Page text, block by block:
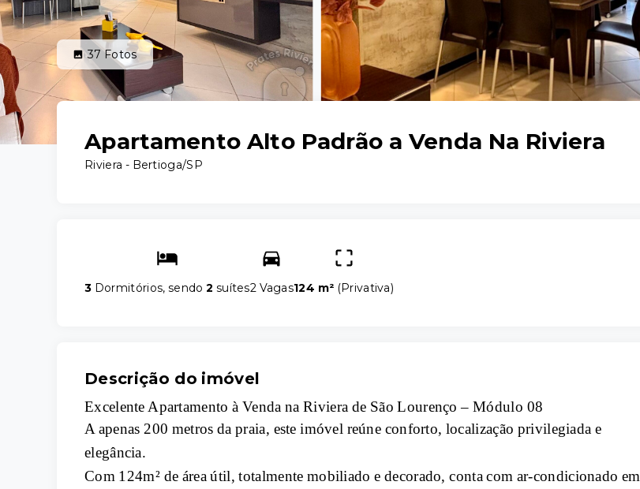
37Fotos
Apartamento Alto Padrão a Venda Na Riviera
Riviera - Bertioga/SP
3 Dormitórios, sendo2 suítes2 Vagas124 m² (Privativa)
Descrição do imóvel
Excelente Apartamento à Venda na Riviera de São Lourenço – Módulo 08
A apenas 200 metros da praia, este imóvel reúne conforto, localização privilegiada e
elegância.
Com 124m² de área útil, totalmente mobiliado e decorado, conta com ar-condicionado em